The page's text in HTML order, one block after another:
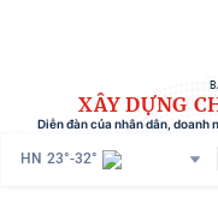
XÂY DỰNG
Diễn đàn của nhân dân,
HN 23°-32°